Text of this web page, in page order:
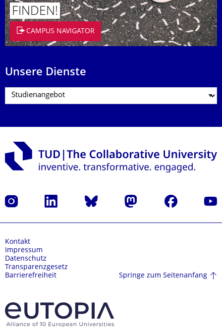
FINDEN!
CAMPUS NAVIGATOR
Unsere Dienste
Instagram LinkedIn Bluesky Mastodon Facebook
Kontakt
Impressum
Datenschutz
Transparenzgesetz
Barrierefreiheit
Springe zum Seitenanfang